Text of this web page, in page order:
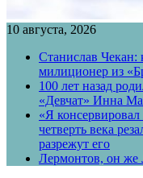
10 августа, 2026
Станислав Чекан:
милиционер из
100 лет назад
«Девчат» Инна
«Я
четверть века
разрежут его
Лермонтов, он же